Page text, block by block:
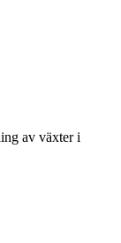
av växter i